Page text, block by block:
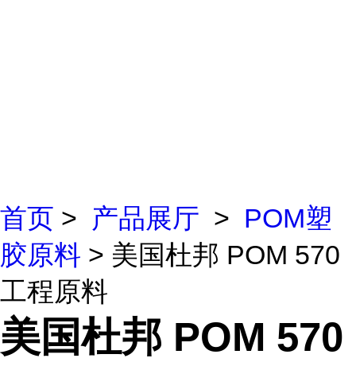
首页 > 产品展厅 > POM塑
胶原料 > 美国杜邦 POM 570
工程原料
美国杜邦 POM 570